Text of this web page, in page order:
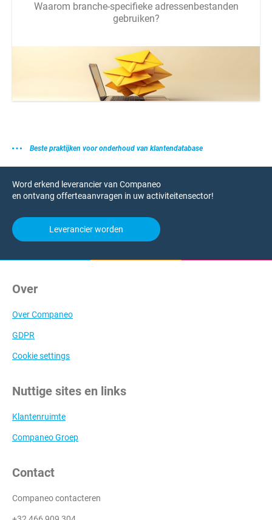
Waarom branche-specifieke adressenbestanden
gebruiken?
Beste praktijken voor onderhoud van klantendatabase
Word erkend leverancier van Companeo
en ontvang offerteaanvragen in uw activiteitensector!
Leverancier worden
Over
Over Companeo
GDPR
Cookie settings
Nuttige sites en links
Klantenruimte
Companeo Groep
Contact
Companeo contacteren